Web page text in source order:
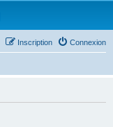
Connexion
Inscription